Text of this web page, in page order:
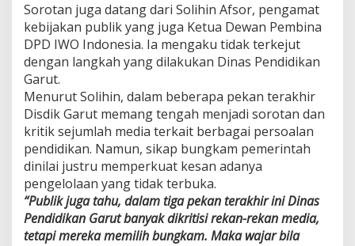
Sorotan juga datang dari Solihin Afsor, pengamat
kebijakan publik yang juga Ketua Dewan Pembina
DPD IWO Indonesia. Ia mengaku tidak terkejut
dengan langkah yang dilakukan Dinas Pendidikan
Garut.
Menurut Solihin, dalam beberapa pekan terakhir
Disdik Garut memang tengah menjadi sorotan dan
kritik sejumlah media terkait berbagai persoalan
pendidikan. Namun, sikap bungkam pemerintah
dinilai justru memperkuat kesan adanya
pengelolaan yang tidak terbuka.
“Publik juga tahu, dalam tiga pekan terakhir ini Dinas
Pendidikan Garut banyak dikritisi rekan-rekan media,
tetapi mereka memilih bungkam. Maka wajar bila